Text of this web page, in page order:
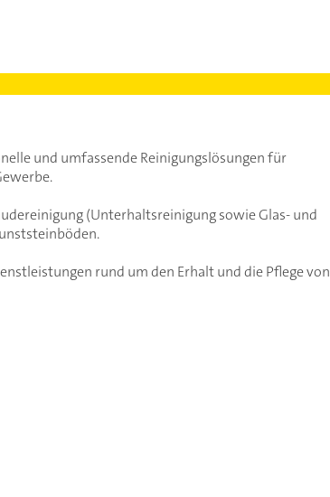
und umfassende Reinigungslösungen für
(Unterhaltsreinigung sowie Glas- und
rund um den Erhalt und die Pflege von